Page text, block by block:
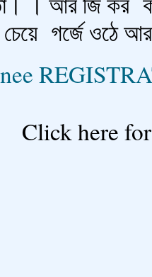
চেয়ে গর্জে
here for